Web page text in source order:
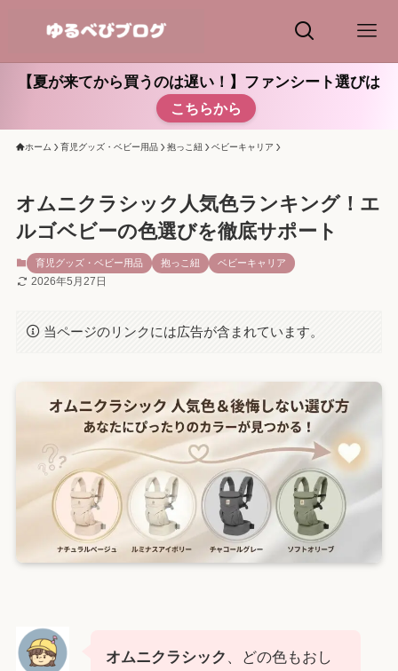
【夏が来てから買うのは遅い！】ファンシート選びは
こちらから
ホーム 育児グッズ・ベビー用品 抱っこ紐 ベビーキャリア
オムニクラシック人気色ランキング！エ
ルゴベビーの色選びを徹底サポート
育児グッズ・ベビー用品 抱っこ紐 ベビーキャリア
2026年5月27日
当ページのリンクには広告が含まれています。
オムニクラシック 、どの色もおし